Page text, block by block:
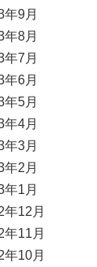
年9月
年8月
年7月
年6月
年5月
年4月
年3月
年2月
年1月
年12月
年11月
年10月